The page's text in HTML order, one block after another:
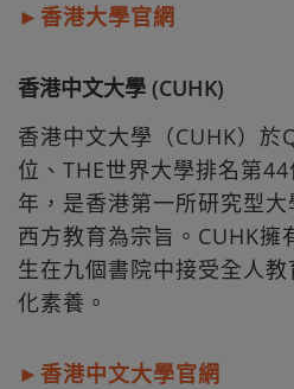
►香港大學官網
香港中文大學 (CUHK)
香港中文大學（CUHK）於
位、THE世界大學排名第
年，是香港第一所研究型
西方教育為宗旨。CUHK擁
生在九個書院中接受全人
化素養。
►香港中文大學官網